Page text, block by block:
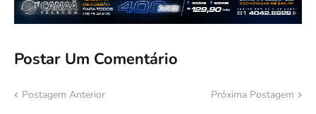
Postar Um Comentário
Postagem Anterior Próxima Postagem